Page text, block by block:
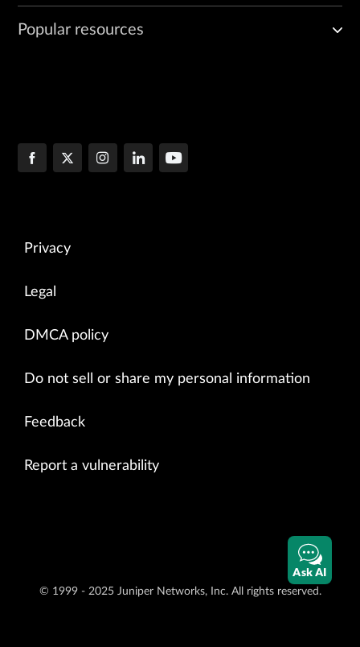
Popular resources
Privacy
Legal
DMCA policy
Do not sell or share my personal information
Feedback
Report a vulnerability
© 1999 - 2025 Juniper Networks, Inc. All rights reserved.
Ask AI